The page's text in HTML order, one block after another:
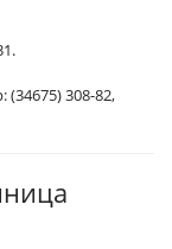
(34675) 308-82,